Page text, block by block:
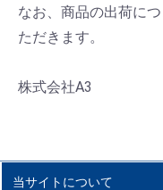
なお、商品の出荷に
ただきます。
株式会社A3
当サイトについて